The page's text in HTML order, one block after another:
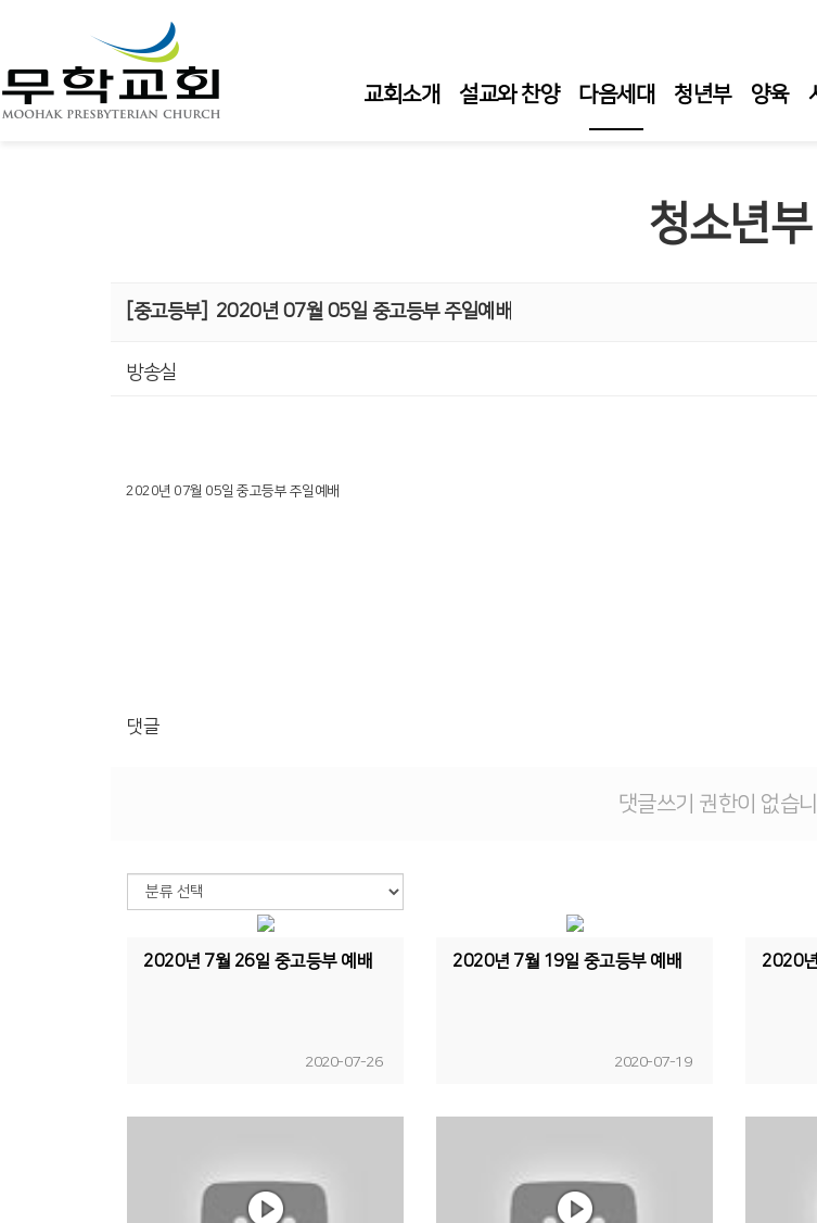
교회소개 설교와 찬양 다음세대
교육부 공지
청년부 양육
청소년부
[중고등부] 2020년 07월 05일 중고등부 주일예배
방송실
2020년 07월 05일 중고등부 주일예배
댓글
댓글쓰기 권한이 없습
2020년 7월 26일 중고등부 예배
2020-07-26
2020년 7월 19일 중고등부 예배
2020-07-19
2020